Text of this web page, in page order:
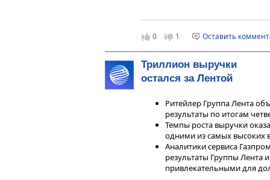
Сохраняется неопределенность
Согласно комментариев
получения дивидендов от ГРК
свободного денежного потока в
Наше мнение
Аналитики сервиса
оценивают финансовые
направить на выплату
величины скорректированного
эквивалентно 3,9-5,8 рубля на
Учитывая динамику
ценовую конъюнктуру на
0 1 Оставить
Триллион выручки
остался за Лентой
Ритейлер Группа Лента
результаты по итогам
Темпы роста выручки
одними из самых высоких
Аналитики сервиса
результаты Группы Лента
привлекательными для